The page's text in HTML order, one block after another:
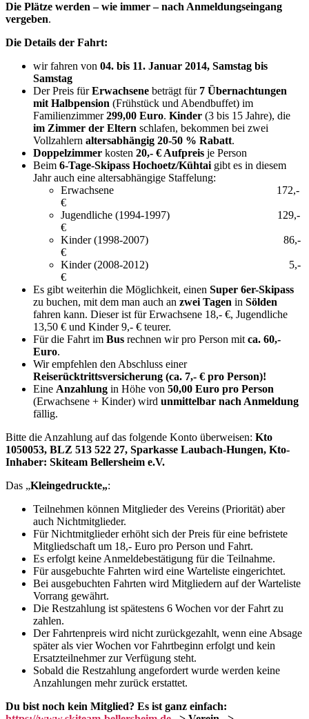
Die Plätze werden – wie immer – nach Anmeldungseingang
vergeben.
Die Details der Fahrt:
wir fahren von 04. bis 11. Januar 2014, Samstag bis
Samstag
Der Preis fürErwachsene beträgt für 7 Übernachtungen
mit Halbpension (Frühstück und Abendbuffet) im
Familienzimmer299,00 Euro. Kinder (3 bis 15 Jahre), die
im Zimmer der Eltern schlafen, bekommen bei zwei
Vollzahlern altersabhängig 20-50 % Rabatt.
Doppelzimmer kosten 20,- € Aufpreis je Person
Beim 6-Tage-Skipass Hochoetz/Kühtai gibt es in diesem
Jahr auch eine altersabhängige Staffelung:
Erwachsene 172,-
€
Jugendliche (1994-1997) 129,-
€
Kinder (1998-2007) 86,-
€
Kinder (2008-2012) 5,-
€
Es gibt weiterhin die Möglichkeit, einen Super 6er-Skipass
zu buchen, mit dem man auch an zwei Tagen in Sölden
fahren kann. Dieser ist für Erwachsene 18,- €, Jugendliche
13,50 € und Kinder 9,- € teurer.
Für die Fahrt im Bus rechnen wir pro Person mit ca. 60,-
Euro.
Wir empfehlen den Abschluss einer
Reiserücktrittsversicherung (ca. 7,- € pro Person)!
Eine Anzahlung in Höhe von 50,00 Euro pro Person
(Erwachsene + Kinder) wird unmittelbar nach Anmeldung
fällig.
Bitte die Anzahlung auf das folgende Konto überweisen: Kto
1050053, BLZ 513 522 27, Sparkasse Laubach-Hungen, Kto-
Inhaber: Skiteam Bellersheim e.V.
Das „Kleingedruckte„:
Teilnehmen können Mitglieder des Vereins (Priorität) aber
auch Nichtmitglieder.
Für Nichtmitglieder erhöht sich der Preis für eine befristete
Mitgliedschaft um 18,- Euro pro Person und Fahrt.
Es erfolgt keine Anmeldebestätigung für die Teilnahme.
Für ausgebuchte Fahrten wird eine Warteliste eingerichtet.
Bei ausgebuchten Fahrten wird Mitgliedern auf der Warteliste
Vorrang gewährt.
Die Restzahlung ist spätestens 6 Wochen vor der Fahrt zu
zahlen.
Der Fahrtenpreis wird nicht zurückgezahlt, wenn eine Absage
später als vier Wochen vor Fahrtbeginn erfolgt und kein
Ersatzteilnehmer zur Verfügung steht.
Sobald die Restzahlung angefordert wurde werden keine
Anzahlungen mehr zurück erstattet.
Du bist noch kein Mitglied? Es ist ganz einfach: